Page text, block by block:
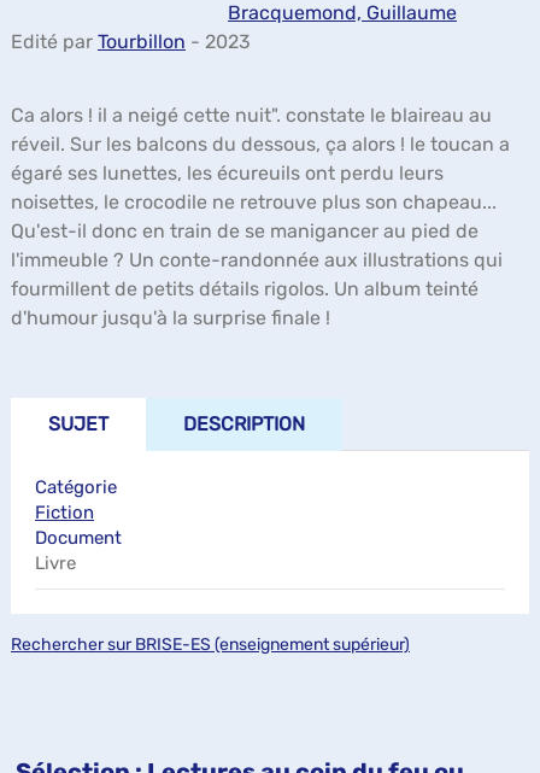
Bracquemond, Guillaume
Edité par Tourbillon - 2023
Ca alors ! il a neigé cette nuit". constate le blaireau au
réveil. Sur les balcons du dessous, ça alors ! le toucan a
égaré ses lunettes, les écureuils ont perdu leurs
noisettes, le crocodile ne retrouve plus son chapeau...
Qu'est-il donc en train de se manigancer au pied de
l'immeuble ? Un conte-randonnée aux illustrations qui
fourmillent de petits détails rigolos. Un album teinté
d'humour jusqu'à la surprise finale !
SUJET DESCRIPTION
Catégorie
Fiction
Document
Livre
Rechercher sur BRISE-ES (enseignement supérieur)